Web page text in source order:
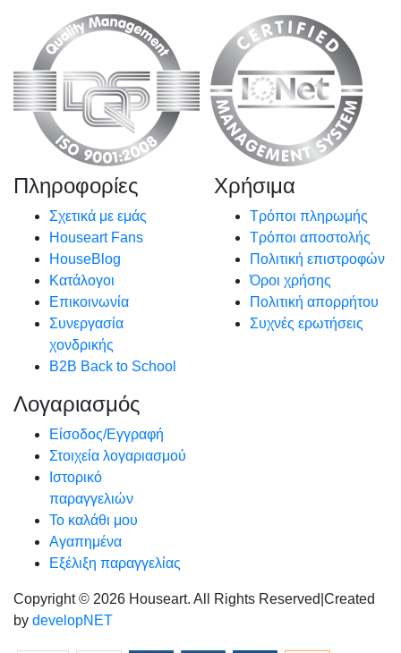
Πληροφορίες
Σχετικά με εμάς
Houseart Fans
HouseBlog
Κατάλογοι
Επικοινωνία
Συνεργασία
χονδρικής
B2B Back to School
Χρήσιμα
Τρόποι πληρωμής
Τρόποι αποστολής
Πολιτική επιστροφών
Όροι χρήσης
Πολιτική απορρήτου
Συχνές ερωτήσεις
Λογαριασμός
Είσοδος/Εγγραφή
Στοιχεία λογαριασμού
Ιστορικό
παραγγελιών
Το καλάθι μου
Αγαπημένα
Εξέλιξη παραγγελίας
Copyright © 2026 Houseart. All Rights Reserved Created
by developNET